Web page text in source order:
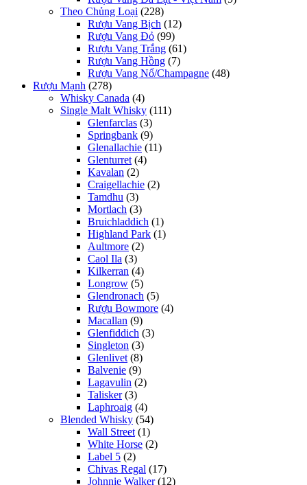
Theo Chủng Loại (228)
Rượu Vang Bịch (12)
Rượu Vang Đỏ (99)
Rượu Vang Trắng (61)
Rượu Vang Hồng (7)
Rượu Vang Nổ/Champagne (48)
Rượu Mạnh (278)
Whisky Canada (4)
Single Malt Whisky (111)
Glenfarclas (3)
Springbank (9)
Glenallachie (11)
Glenturret (4)
Kavalan (2)
Craigellachie (2)
Tamdhu (3)
Mortlach (3)
Bruichladdich (1)
Highland Park (1)
Aultmore (2)
Caol Ila (3)
Kilkerran (4)
Longrow (5)
Glendronach (5)
Rượu Bowmore (4)
Macallan (9)
Glenfiddich (3)
Singleton (3)
Glenlivet (8)
Balvenie (9)
Lagavulin (2)
Talisker (3)
Laphroaig (4)
Blended Whisky (54)
Wall Street (1)
White Horse (2)
Label 5 (2)
Chivas Regal (17)
Johnnie Walker (12)